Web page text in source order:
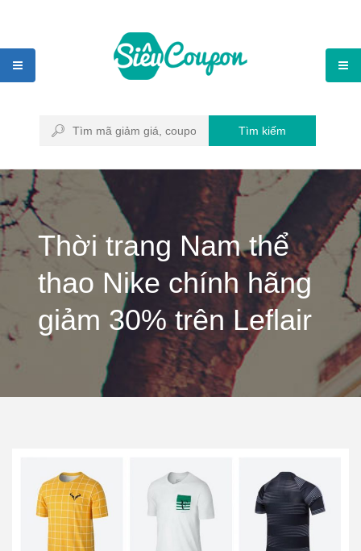
Tìm kiếm
Thời trang Nam thể
thao Nike chính hãng
giảm 30% trên Leflair